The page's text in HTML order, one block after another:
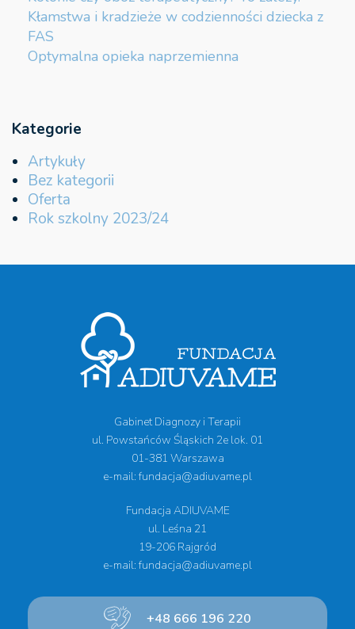
Kłamstwa i kradzieże w codzienności dziecka z
FAS
Optymalna opieka naprzemienna
Kategorie
Artykuły
Bez kategorii
Oferta
Rok szkolny 2023/24
Gabinet Diagnozy i Terapii
ul. Powstańców Śląskich 2e lok. 01
01-381 Warszawa
e-mail: fundacja@adiuvame.pl
Fundacja ADIUVAME
ul. Leśna 21
19-206 Rajgród
e-mail: fundacja@adiuvame.pl
+48 666 196 220